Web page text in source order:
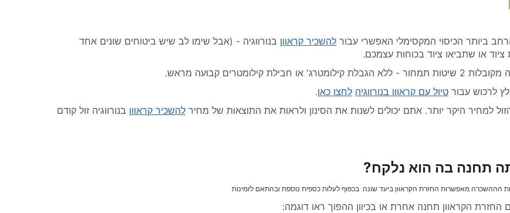
ביותר הכיסוי המקסימלי האפשרי עבור להשכיר קראוון בנורווגיה - (אבל שימו לב שיש ביטוחים שונים אחד
או שתביאו ציוד בכוחות עצמכם.
קבועה מראש.
לרכוש עבור טיול עם קראוון בנורווגיה לחצו כאן.
למחיר היקר יותר. אתם יכולים לשנות את הסינון ולראות את התוצאות של מחיר להשכיר קראוון בנורווגיה זול קודם
תחנה בה הוא נלקח?
הההשכרה מאפשרות החזרת הקראוון ביעד שונה בכפוף לעלות כספית נוספת ובהתאם לזמינות
עם החזרת הקראוון תחנה אחרת או בכיוון ההפוך ראו דוגמה: